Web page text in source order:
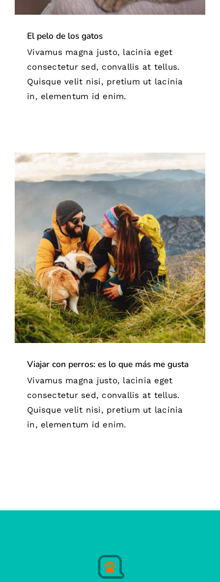
El pelo de los gatos
Vivamus magna justo, lacinia eget
consectetur sed, convallis at tellus.
Quisque velit nisi, pretium ut lacinia
in, elementum id enim.
Viajar con perros: es lo que más me gusta
Tips
Viajar con perros: es lo que más me gusta
Vivamus magna justo, lacinia eget
consectetur sed, convallis at tellus.
Quisque velit nisi, pretium ut lacinia
in, elementum id enim.